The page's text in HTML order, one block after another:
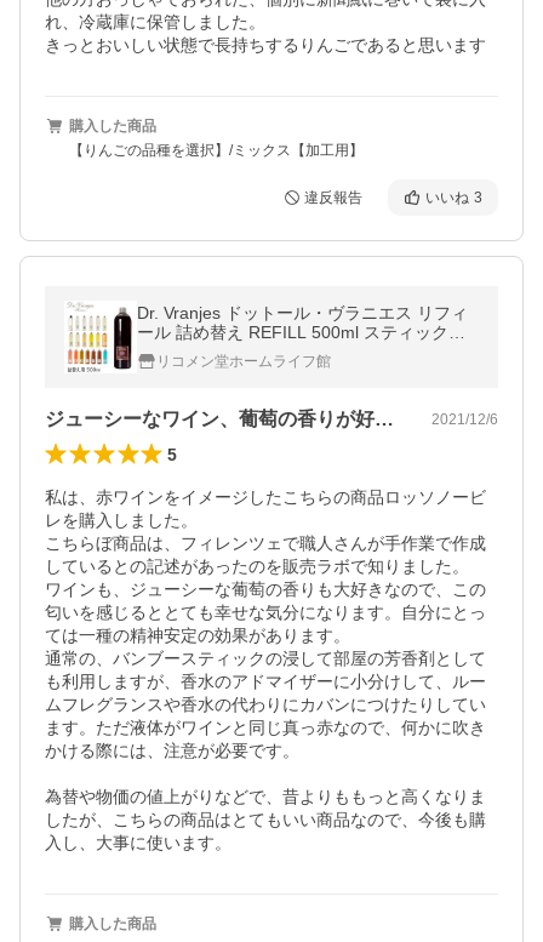
れ、冷蔵庫に保管しました。
きっとおいしい状態で長持ちするりんごであると思います
購入した商品
【りんごの品種を選択】/ミックス【加工用】
違反報告 いいね 3
Dr. Vranjes ドットール・ヴラニエス リフィ
ール 詰め替え REFILL 500ml スティック付
き リコメン堂ホームライフ館
ジューシーなワイン、葡萄の香りが好きです 2021/12/6
5
私は、赤ワインをイメージしたこちらの商品ロッソノービ
レを購入しました。
こちらぼ商品は、フィレンツェで職人さんが手作業で作成
しているとの記述があったのを販売ラボで知りました。
ワインも、ジューシーな葡萄の香りも大好きなので、この
匂いを感じるととても幸せな気分になります。自分にとっ
ては一種の精神安定の効果があります。
通常の、バンブースティックの浸して部屋の芳香剤として
も利用しますが、香水のアドマイザーに小分けして、ルー
ムフレグランスや香水の代わりにカバンにつけたりしてい
ます。ただ液体がワインと同じ真っ赤なので、何かに吹き
かける際には、注意が必要です。
為替や物価の値上がりなどで、昔よりももっと高くなりま
したが、こちらの商品はとてもいい商品なので、今後も購
入し、大事に使います。
購入した商品